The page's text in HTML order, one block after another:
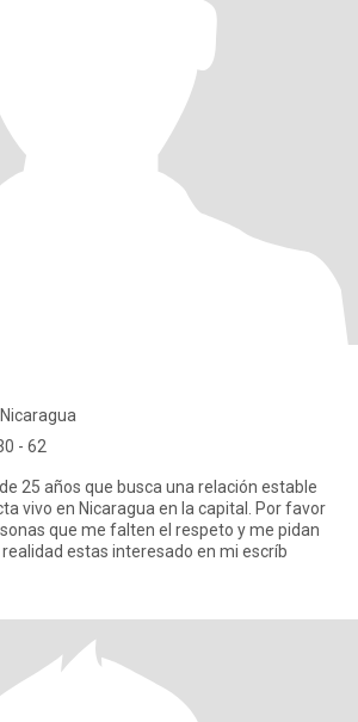
- 62
25 años que busca una relación estable
vivo en Nicaragua en la capital. Por favor
que me falten el respeto y me pidan
estas interesado en mi escríb